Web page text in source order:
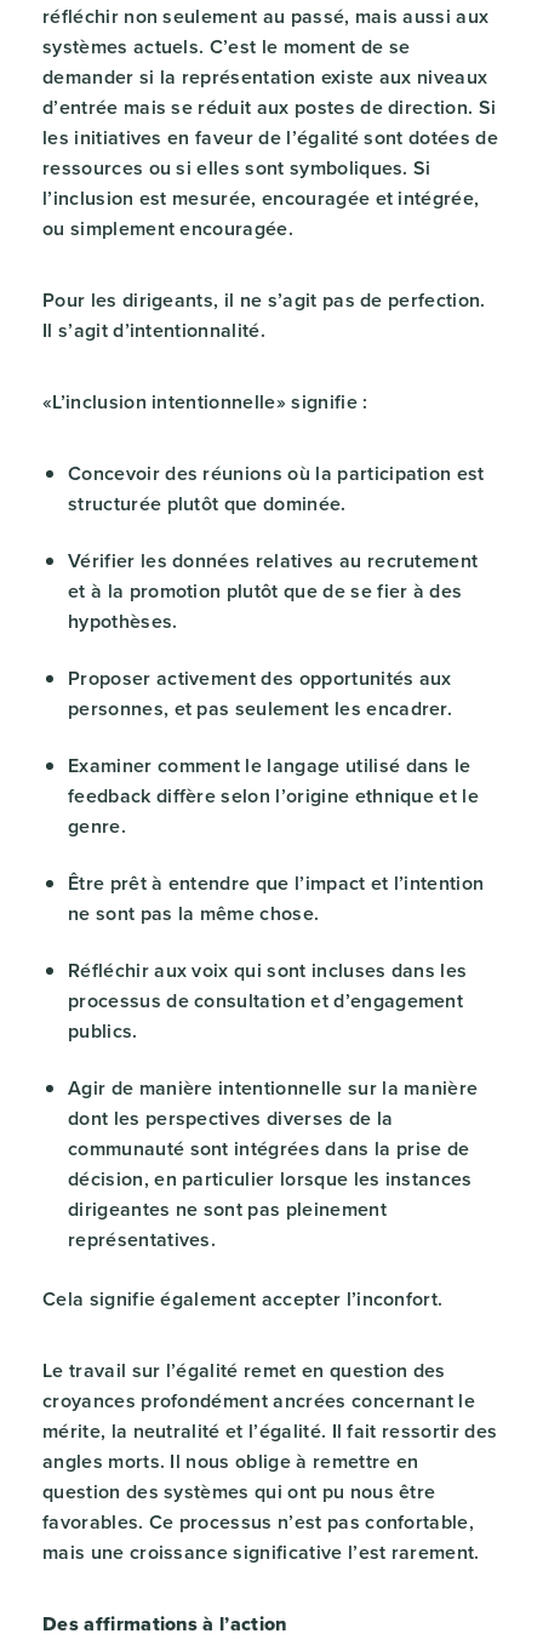
réfléchir non seulement au passé, mais aussi aux
systèmes actuels. C’est le moment de se
demander si la représentation existe aux niveaux
d’entrée mais se réduit aux postes de direction. Si
les initiatives en faveur de l’égalité sont dotées de
ressources ou si elles sont symboliques. Si
l’inclusion est mesurée, encouragée et intégrée,
ou simplement encouragée.
Pour les dirigeants, il ne s’agit pas de perfection.
Il s’agit d’intentionnalité.
«L’inclusion intentionnelle» signifie :
Concevoir des réunions où la participation est
structurée plutôt que dominée.
Vérifier les données relatives au recrutement
et à la promotion plutôt que de se fier à des
hypothèses.
Proposer activement des opportunités aux
personnes, et pas seulement les encadrer.
Examiner comment le langage utilisé dans le
feedback diffère selon l’origine ethnique et le
genre.
Être prêt à entendre que l’impact et l’intention
ne sont pas la même chose.
Réfléchir aux voix qui sont incluses dans les
processus de consultation et d’engagement
publics.
Agir de manière intentionnelle sur la manière
dont les perspectives diverses de la
communauté sont intégrées dans la prise de
décision, en particulier lorsque les instances
dirigeantes ne sont pas pleinement
représentatives.
Cela signifie également accepter l’inconfort.
Le travail sur l’égalité remet en question des
croyances profondément ancrées concernant le
mérite, la neutralité et l’égalité. Il fait ressortir des
angles morts. Il nous oblige à remettre en
question des systèmes qui ont pu nous être
favorables. Ce processus n’est pas confortable,
mais une croissance significative l’est rarement.
Des affirmations à l’action